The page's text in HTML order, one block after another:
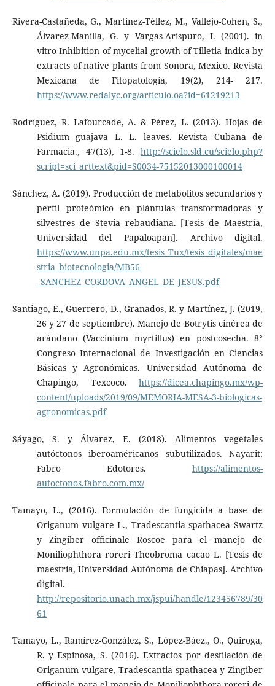
Rivera-Castañeda, G., Martínez-Téllez, M., Vallejo-Cohen, S.,
Álvarez-Manilla, G. y Vargas-Arispuro, I. (2001). in
vitro Inhibition of mycelial growth of Tilletia indica by
extracts of native plants from Sonora, Mexico. Revista
Mexicana de Fitopatología, 19(2), 214- 217.
https://www.redalyc.org/articulo.oa?id=61219213
Rodríguez, R. Lafourcade, A. & Pérez, L. (2013). Hojas de
Psidium guajava L. L. leaves. Revista Cubana de
Farmacia., 47(13), 1-8.http://scielo.sld.cu/scielo.php?
script=sci_arttext&pid=S0034-75152013000100014
Sánchez, A. (2019). Producción de metabolitos secundarios y
perfil proteómico en plántulas transformadoras y
silvestres de Stevia rebaudiana. [Tesis de Maestría,
Universidad del Papaloapan]. Archivo digital.
https://www.unpa.edu.mx/tesis_Tux/tesis_digitales/mae
stria_biotecnologia/MB56-
_SANCHEZ_CORDOVA_ANGEL_DE_JESUS.pdf
Santiago, E., Guerrero, D., Granados, R. y Martínez, J. (2019,
26 y 27 de septiembre). Manejo de Botrytis cinérea de
arándano (Vaccinium myrtillus) en postcosecha. 8°
Congreso Internacional de Investigación en Ciencias
Básicas y Agronómicas. Universidad Autónoma de
Chapingo, Texcoco.https://dicea.chapingo.mx/wp-
content/uploads/2019/09/MEMORIA-MESA-3-biologicas-
agronomicas.pdf
Sáyago, S. y Álvarez, E. (2018). Alimentos vegetales
autóctonos iberoaméricanos subutilizados. Nayarit:
Fabro Edotores.https://alimentos-
autoctonos.fabro.com.mx/
Tamayo, L., (2016). Formulación de fungicida a base de
Origanum vulgare L., Tradescantia spathacea Swartz
y Zingiber officinale Roscoe para el manejo de
Moniliophthora roreri Theobroma cacao L. [Tesis de
maestría, Universidad Autónoma de Chiapas]. Archivo
digital.
http://repositorio.unach.mx/jspui/handle/123456789/30
61
Tamayo, L., Ramírez-González, S., López-Báez., O., Quiroga,
R. y Espinosa, S. (2016). Extractos por destilación de
Origanum vulgare, Tradescantia spathacea y Zingiber